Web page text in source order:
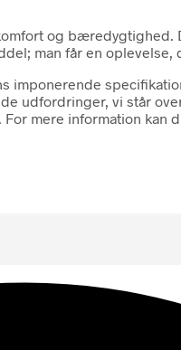
og
man får en
udfordringer, vi står
mere information kan